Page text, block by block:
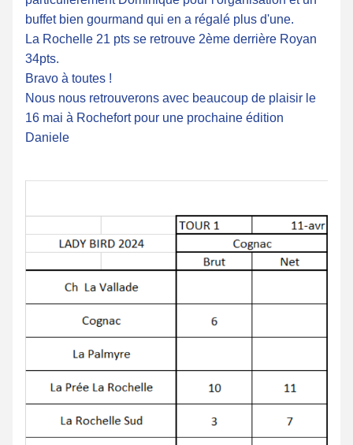
buffet bien gourmand qui en a régalé plus d'une.
La Rochelle 21 pts se retrouve 2ème derrière Royan
34pts.
Bravo à toutes !
Nous nous retrouverons avec beaucoup de plaisir le
16 mai à Rochefort pour une prochaine édition
Daniele